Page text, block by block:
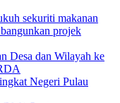
sekuriti makanan
projek
Desa dan Wilayah ke
Negeri Pulau